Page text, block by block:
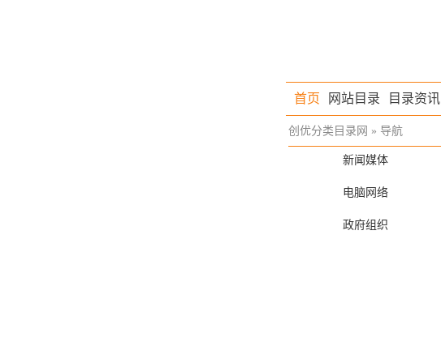
首页 网站目录 目录资讯
创优分类目录网 » 导航
新闻媒体
电脑网络
政府组织